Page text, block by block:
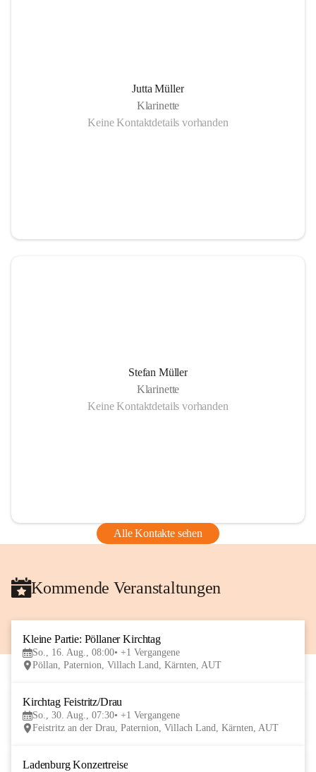
Jutta Müller
Klarinette
Keine Kontaktdetails vorhanden
Stefan Müller
Klarinette
Keine Kontaktdetails vorhanden
Alle Kontakte sehen
Kommende Veranstaltungen
Kleine Partie: Pöllaner Kirchtag
So., 16. Aug., 08:00 +1 Vergangene
Pöllan, Paternion, Villach Land, Kärnten, AUT
Kirchtag Feistritz/Drau
So., 30. Aug., 07:30 +1 Vergangene
Feistritz an der Drau, Paternion, Villach Land, Kärnten, AUT
Ladenburg Konzertreise